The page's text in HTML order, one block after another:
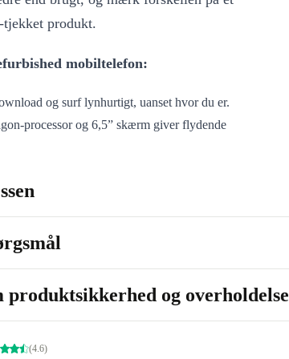
produkt.
mobiltelefon:
og surf lynhurtigt, uanset hvor du er.
processor og 6,5” skærm giver flydende
står knivskarpt.
mAh batteriet holder dig kørende hele dagen – slip
: USB-C, Bluetooth 5.1, NFC og klassisk
på siden for hurtig og sikker
produktsikkerhed og overholdelse
(4.6)